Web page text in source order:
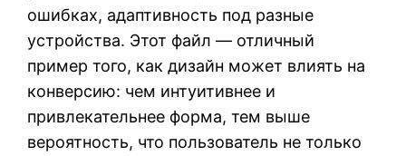
ошибках, адаптивность под разные
устройства. Этот файл — отличный
пример того, как дизайн может влиять на
конверсию: чем интуитивнее и
привлекательнее форма, тем выше
вероятность, что пользователь не только